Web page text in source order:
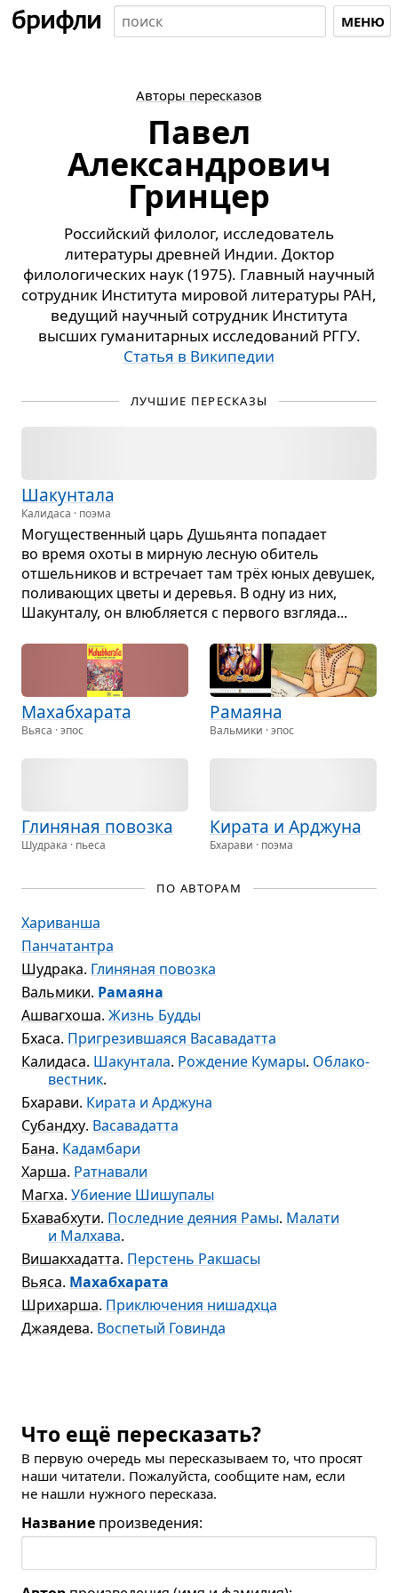
МЕНЮ
Авторы пересказов
Павел
Александрович
Гринцер
Российский филолог, исследователь
литературы древней Индии. Доктор
филологических наук (1975). Главный научный
сотрудник Института мировой литературы РАН,
ведущий научный сотрудник Института
высших гуманитарных исследований РГГУ.
Статья в Википедии
ЛУЧШИЕ ПЕРЕСКАЗЫ
Шакун­тала
Калидаса · поэма
Могу­ще­ствен­ный царь Душьянта попа­дает
во время охоты в мир­ную лес­ную оби­тель
отшель­ни­ков и встре­чает там трёх юных деву­шек,
поли­ва­ю­щих цветы и дере­вья. В одну из них,
Шакун­талу, он влюб­ля­ется с пер­вого взгляда...
Маха­б­ха­рата
Вьяса · эпос
Рама­яна
Вальмики · эпос
Гли­ня­ная повозка
Шудрака · пьеса
Кирата и Арджуна
Бхарави · поэма
ПО АВТОРАМ
Хариванша
Панчатантра
Шудрака. Глиняная повозка
Вальмики. Рамаяна
Ашвагхоша. Жизнь Будды
Бхаса. Пригрезившаяся Васавадатта
Калидаса. Шакунтала. Рождение Кумары. Облако-
вестник.
Бхарави. Кирата и Арджуна
Субандху. Васавадатта
Бана. Кадамбари
Харша. Ратнавали
Магха. Убиение Шишупалы
Бхавабхути. Последние деяния Рамы. Малати
и Малхава.
Вишакхадатта. Перстень Ракшасы
Вьяса. Махабхарата
Шрихарша. Приключения нишадхца
Джаядева. Воспетый Говинда
Что ещё пересказать?
В первую очередь мы пересказываем то, что просят
наши читатели. Пожалуйста, сообщите нам, если
не нашли нужного пересказа.
Название произведения: